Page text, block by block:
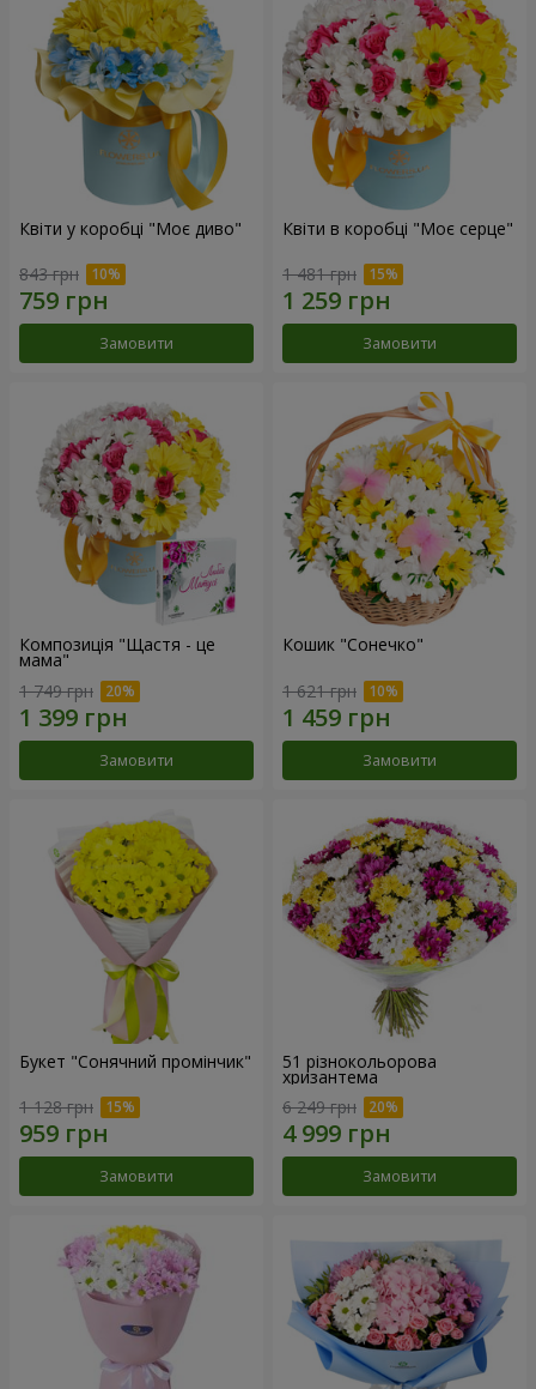
Квіти у коробці "Моє диво"
843 грн
Замовити
Квіти в коробці "Моє серце"
1 481 грн
Замовити
Композиція "Щастя - це
мама"
1 749 грн
Замовити
Кошик "Сонечко"
1 621 грн
Замовити
Букет "Сонячний промінчик"
1 128 грн
Замовити
51 різнокольорова
хризантема
6 249 грн
Замовити